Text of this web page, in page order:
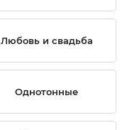
Любовь и свадьба
Однотонные